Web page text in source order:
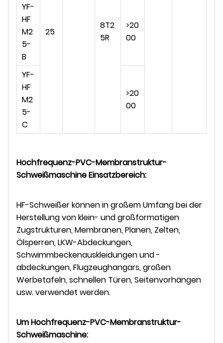
25
8T2
5R
YF-
HF
M2
5-
B
>20
00
YF-
HF
M2
5-
C
>20
00
Hochfrequenz-PVC-Membranstruktur-
SchweißmaschineEinsatzbereich:
HF-Schweißer können in großem Umfang bei der
Herstellung von klein- und großformatigen
Zugstrukturen, Membranen, Planen, Zelten,
Ölsperren, LKW-Abdeckungen,
Schwimmbeckenauskleidungen und -
abdeckungen, Flugzeughangars, großen
Werbetafeln, schnellen Türen, Seitenvorhängen
usw. verwendet werden.
UmHochfrequenz-PVC-Membranstruktur-
Schweißmaschine: